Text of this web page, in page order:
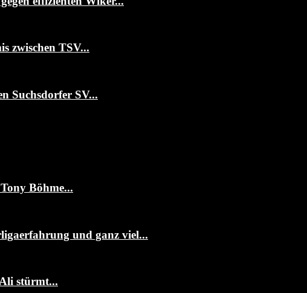
zwischen TSV...
Suchsdorfer SV...
Böhme...
und ganz viel...
stürmt...